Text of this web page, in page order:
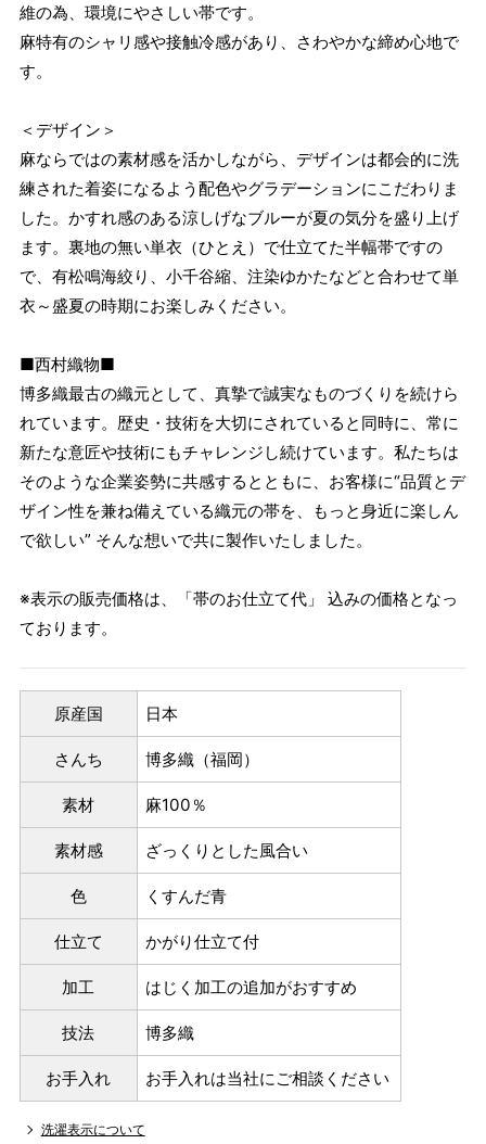
維の為、環境にやさしい帯です。
麻特有のシャリ感や接触冷感があり、さわやかな締め心地で
す。
＜デザイン＞
麻ならではの素材感を活かしながら、デザインは都会的に洗
練された着姿になるよう配色やグラデーションにこだわりま
した。かすれ感のある涼しげなブルーが夏の気分を盛り上げ
ます。裏地の無い単衣（ひとえ）で仕立てた半幅帯ですの
で、有松鳴海絞り、小千谷縮、注染ゆかたなどと合わせて単
衣～盛夏の時期にお楽しみください。
■西村織物■
博多織最古の織元として、真摯で誠実なものづくりを続けら
れています。歴史・技術を大切にされていると同時に、常に
新たな意匠や技術にもチャレンジし続けています。私たちは
そのような企業姿勢に共感するとともに、お客様に“品質とデ
ザイン性を兼ね備えている織元の帯を、もっと身近に楽しん
で欲しい” そんな想いで共に製作いたしました。
※表示の販売価格は、「帯のお仕立て代」 込みの価格となっ
ております。
原産国 日本
さんち 博多織（福岡）
素材 麻100％
素材感 ざっくりとした風合い
色 くすんだ青
仕立て かがり仕立て付
加工 はじく加工の追加がおすすめ
技法 博多織
お手入れ お手入れは当社にご相談ください
洗濯表示について